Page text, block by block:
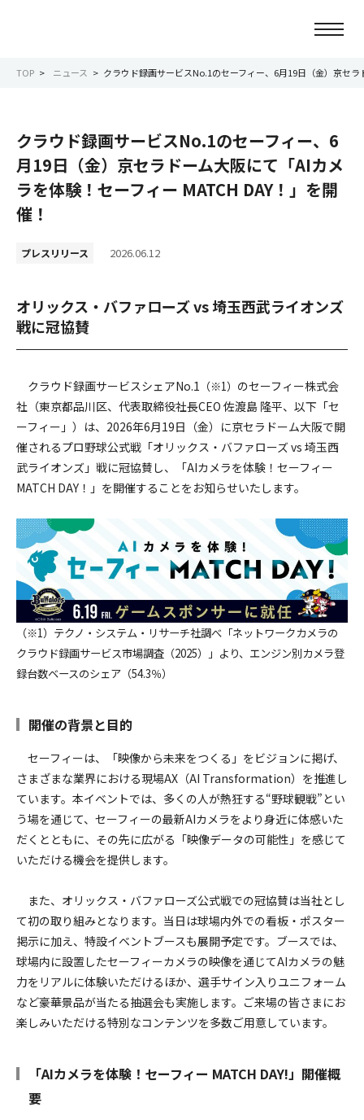
会社情報
事業紹介
IR情報
TOP ニュース クラウド録画サービスNo.1のセーフィー、6月19日（金）京セ
クラウド録画サービスNo.1のセーフィー、6
月19日（金）京セラドーム大阪にて「AIカメ
ラを体験！セーフィー MATCH DAY！」を開
催！
プレスリリース 2026.06.12
オリックス・バファローズ vs 埼玉西武ライオンズ
戦に冠協賛
クラウド録画サービスシェアNo.1 （※1） のセーフィー株式会
社（東京都品川区、代表取締役社長CEO 佐渡島 隆平、以下「セ
ーフィー」）は、2026年6月19日（金）に京セラドーム大阪で開
催されるプロ野球公式戦「オリックス・バファローズ vs 埼玉西
武ライオンズ」戦に冠協賛し、「AIカメラを体験！セーフィー
MATCH DAY！」を開催することをお知らせいたします。
（※1） テクノ・システム・リサーチ社調べ「ネットワークカメラの
クラウド録画サービス市場調査（2025）」より、エンジン別カメラ登
録台数ベースのシェア（54.3％）
開催の背景と目的
セーフィーは、「映像から未来をつくる」をビジョンに掲げ、
さまざまな業界における現場AX（AI Transformation）を推進し
ています。本イベントでは、多くの人が熱狂する“野球観戦”とい
う場を通じて、セーフィーの最新AIカメラをより身近に体感いた
だくとともに、その先に広がる「映像データの可能性」を感じて
いただける機会を提供します。
また、オリックス・バファローズ公式戦での冠協賛は当社とし
て初の取り組みとなります。当日は球場内外での看板・ポスター
掲示に加え、特設イベントブースも展開予定です。ブースでは、
球場内に設置したセーフィーカメラの映像を通じてAIカメラの魅
力をリアルに体験いただけるほか、選手サイン入りユニフォーム
など豪華景品が当たる抽選会も実施します。ご来場の皆さまにお
楽しみいただける特別なコンテンツを多数ご用意しています。
「AIカメラを体験！セーフィー MATCH DAY!」開催概
要